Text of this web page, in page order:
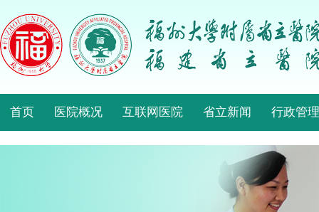
首页 医院概况 互联网医院 省立新闻 行政管理